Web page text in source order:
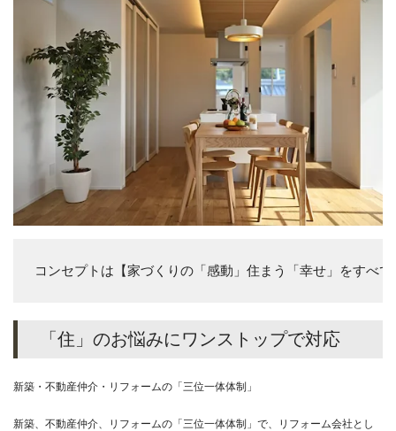
コンセプトは【家づくりの「感動」住まう「幸せ」をすべ
「住」のお悩みにワンストップで対応
新築・不動産仲介・リフォームの「三位一体体制」
新築、不動産仲介、リフォームの「三位一体体制」で、リフォーム会社とし